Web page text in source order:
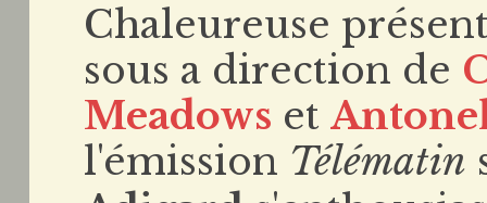
Chaleureuse
sous a direction de
Meadows et
l'émission Télématin